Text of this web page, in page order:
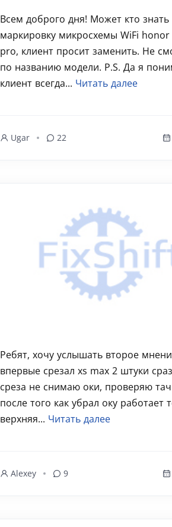
Всем доброго дня! Может кто знать
маркировку микросхемы WiFi honor
pro, клиент просит заменить. Не
по названию модели. P.S. Да я
клиент всегда... Читать далее
Ugar 22
Ребят, хочу услышать второе
впервые срезал xs max 2 штуки
среза не снимаю оки, проверяю
после того как убрал оку работает
верхняя... Читать далее
Alexey 9